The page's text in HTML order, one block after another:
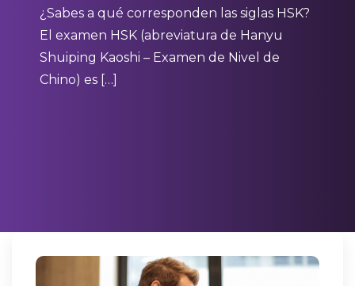
¿Sabes a qué corresponden las siglas HSK?
El examen HSK (abreviatura de Hanyu
Shuiping Kaoshi – Examen de Nivel de
Chino) es […]